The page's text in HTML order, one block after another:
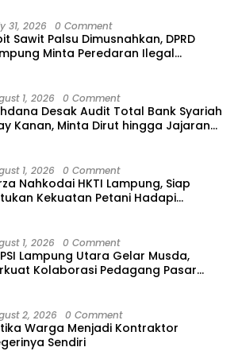
31, 2026 0 Comment
Sawit Palsu Dimusnahkan, DPRD
Minta Peredaran Ilegal
1, 2026 0 Comment
Desak Audit Total Bank Syariah
Kanan, Minta Dirut hingga Jajaran
1, 2026 0 Comment
Nahkodai HKTI Lampung, Siap
Kekuatan Petani Hadapi
1, 2026 0 Comment
Lampung Utara Gelar Musda,
Kolaborasi Pedagang Pasar
2, 2026 0 Comment
Warga Menjadi Kontraktor
Sendiri